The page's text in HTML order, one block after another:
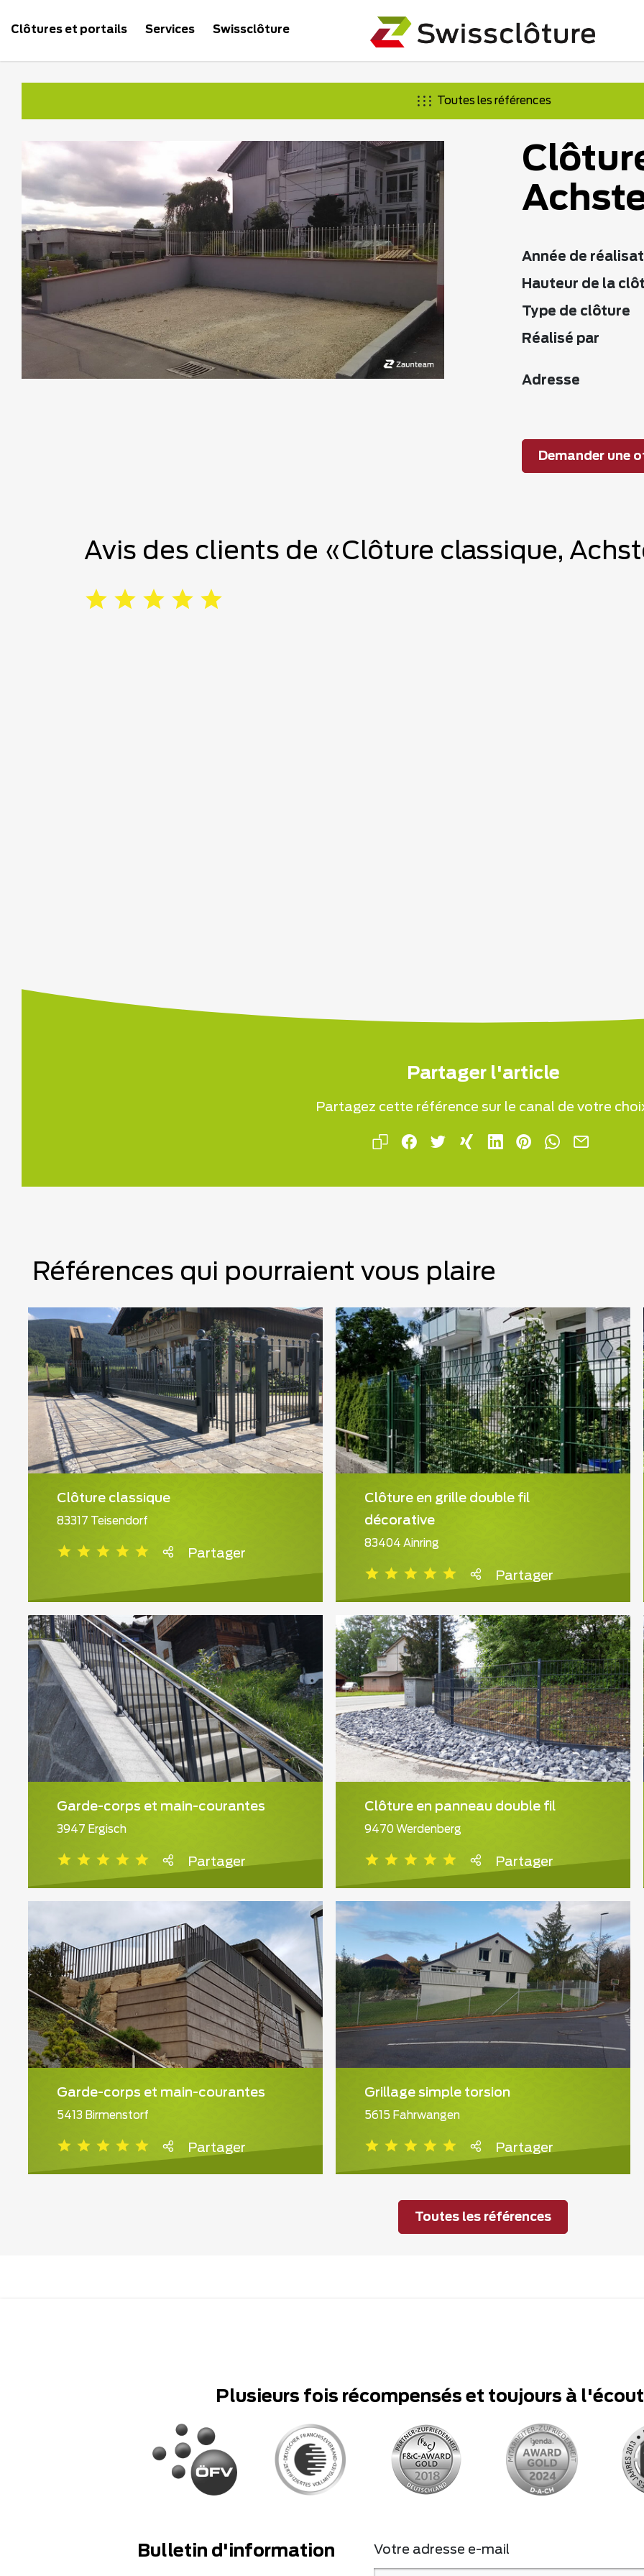
Clôtures et portails Services Swissclôture
Toutes les références
Année de
Hauteur de la
Type de clôture
Réalisé par
Adresse
Demander une
Avis des clients de «Clôture classique,
Partager l'article
Partagez cette référence sur le canal de votre
Références qui pourraient vous plaire
Clôture classique
83317 Teisendorf
Partager
Clôture en grille double fil
décorative
83404 Ainring
Partager
Garde-corps et main-courantes
3947 Ergisch
Partager
Clôture en panneau double fil
9470 Werdenberg
Partager
Garde-corps et main-courantes
5413 Birmenstorf
Partager
Grillage simple torsion
5615 Fahrwangen
Partager
Toutes les références
Plusieurs fois récompensés et toujours à
Bulletin d'information Votre adresse e-mail